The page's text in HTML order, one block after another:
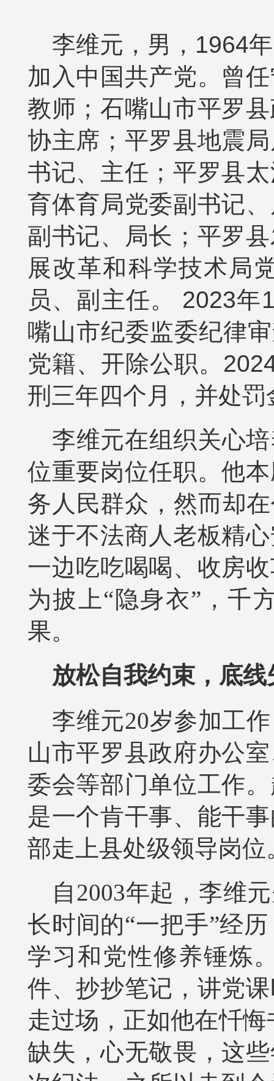
李维元，男，1964
加入中国共产党。曾
教师；石嘴山市平罗
协主席；平罗县地震
书记、主任；平罗县
育体育局党委副书记
副书记、局长；平罗
展改革和科学技术局
员、副主任。 2023
嘴山市纪委监委纪律
党籍、开除公职。
刑三年四个月，并处
李维元在组织关心
位重要岗位任职。他
务人民群众，然而却
迷于不法商人老板精
一边吃吃喝喝、收房
为披上“隐身衣”，千
果。
放松自我约束，底线
李维元20岁参加工
山市平罗县政府办公
委会等部门单位工作
是一个肯干事、能干
部走上县处级领导岗位
自2003年起，李维
长时间的“一把手”经
学习和党性修养锤炼
件、抄抄笔记，讲党
走过场，正如他在忏
缺失，心无敬畏，这